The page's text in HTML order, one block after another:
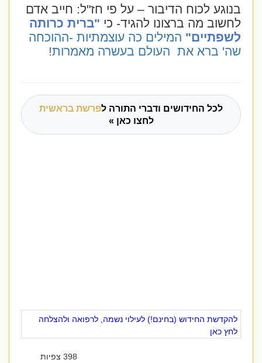
בנוגע לכוח הדיבור – על פי חז"ל: חייב אדם
לחשוב מה ברצונו להגיד- כי"ברית כרותה
לשפתיים" המילים כה עוצמתיות -ההוכחה
שה' ברא את העולם בעשרה מאמרות!
לכל החידושים ודברי התורה לפרשת בראשית
לחצו כאן »
להקדשת החידוש (בחינם!) לעילוי נשמה, לרפואה ולהצלחה
לחץ כאן
398 צפיות